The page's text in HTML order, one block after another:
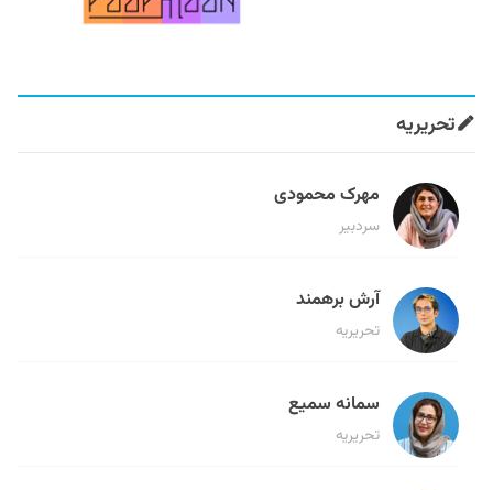
تحریریه
مهرک محمودی
سردبیر
آرش برهمند
تحریریه
سمانه سمیع
تحریریه